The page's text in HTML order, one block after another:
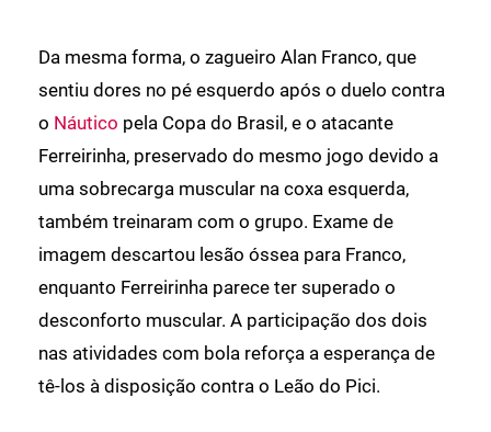
Da mesma forma, o zagueiro Alan Franco, que
sentiu dores no pé esquerdo após o duelo contra
o Náutico pela Copa do Brasil, e o atacante
Ferreirinha, preservado do mesmo jogo devido a
uma sobrecarga muscular na coxa esquerda,
também treinaram com o grupo. Exame de
imagem descartou lesão óssea para Franco,
enquanto Ferreirinha parece ter superado o
desconforto muscular. A participação dos dois
nas atividades com bola reforça a esperança de
tê-los à disposição contra o Leão do Pici.